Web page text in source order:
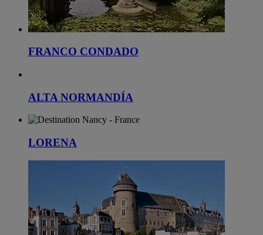
FRANCO CONDADO
ALTA NORMANDÍA
LORENA